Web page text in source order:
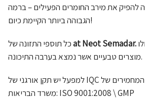
להפיק את מירב החומרים הפעילים – ברמה
הגבוהה ביותר הקיימת כיום!
at Neot Semadar.
מוצרים טבעיים אשר נמצא בערבה התיכונה.
למפעל יש תקן אורגני של IQC והוא עומד בכל התקנים המחמירים של
משרד הבריאות: ISO 9001:2008 \ GMP